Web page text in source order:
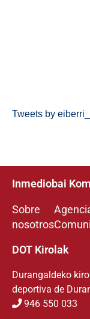
Tweets by
Inmediobai
Sobre
nosotros
DOT Kirolak
Durangaldeko
deportiva de
946 550 033